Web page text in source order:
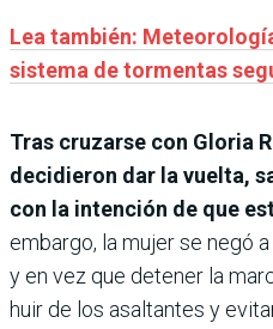
Lea también:
sistema de tormentas
Tras cruzarse con Gloria
decidieron dar la vuelta,
con la intención de que
embargo, la mujer se negó
y en vez que detener la
huir de los asaltantes y